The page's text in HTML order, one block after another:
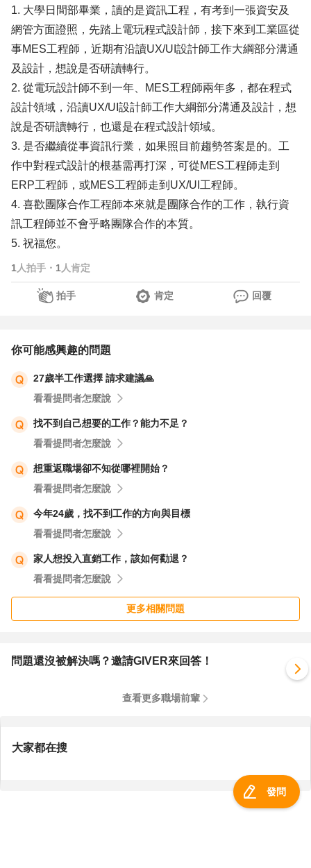
1. 大學日間部畢業，讀的是資訊工程，有考到一張資安及
網管方面證照，先踏上電玩程式設計師，接下來到工業區從
事MES工程師，近期有沿讀UX/UI設計師工作大綱部分溝通
及設計，想說是否研讀轉行。
2. 從電玩設計師不到一年、MES工程師兩年多，都在程式
設計領域，沿讀UX/UI設計師工作大綱部分溝通及設計，想
說是否研讀轉行，也還是在程式設計領域。
3. 是否繼續從事資訊行業，如果照目前趨勢答案是的。工
作中對程式設計的根基需再打深，可從MES工程師走到
ERP工程師，或MES工程師走到UX/UI工程師。
4. 喜歡團隊合作工程師本來就是團隊合作的工作，執行資
訊工程師並不會乎略團隊合作的本質。
5. 祝福您。
1 人拍手 ・ 1 人肯定
拍手 肯定 回覆
你可能感興趣的問題
27歲半工作選擇 請求建議🙏
看看提問者怎麼說
找不到自己想要的工作？能力不足？
看看提問者怎麼說
想重返職場卻不知從哪裡開始？
看看提問者怎麼說
今年24歲，找不到工作的方向與目標
看看提問者怎麼說
家人想投入直銷工作，該如何勸退？
看看提問者怎麼說
更多相關問題
問題還沒被解決嗎？邀請GIVER來回答！
查看更多職場前輩
大家都在搜
發問